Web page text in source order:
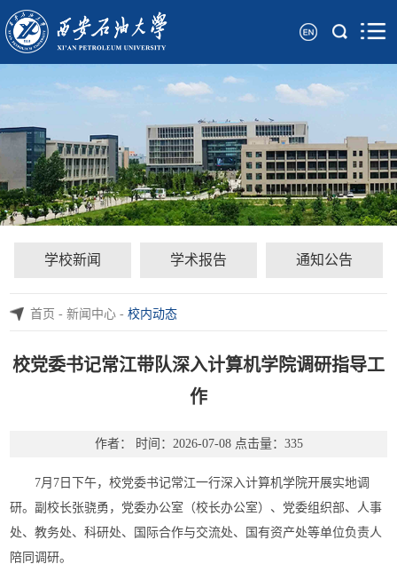
学校新闻 学术报告 通知公告
首页-新闻中心-校内动态
校党委书记常江带队深入计算机学院调研指导工
作
作者： 时间：2026-07-08 点击量： 335
7月7日下午，校党委书记常江一行深入计算机学院开展实地调
研。副校长张骁勇，党委办公室（校长办公室）、党委组织部、人事
处、教务处、科研处、国际合作与交流处、国有资产处等单位负责人
陪同调研。